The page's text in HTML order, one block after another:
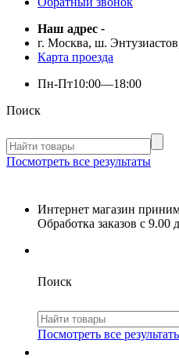
Наш адрес -
г. Москва, ш.
Карта проезда
Пн-Пт10:00—18:00
Поиск
Посмотреть все результаты
Интернет магазин
Обработка заказов с 9.00
Поиск
Посмотреть все